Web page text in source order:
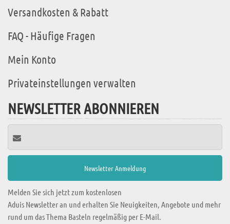
Versandkosten & Rabatt
FAQ - Häufige Fragen
Mein Konto
Privateinstellungen verwalten
NEWSLETTER ABONNIEREN
Melden Sie sich jetzt zum kostenlosen
Aduis Newsletter an und erhalten Sie Neuigkeiten, Angebote und mehr
rund um das Thema Basteln regelmäßig per E-Mail.